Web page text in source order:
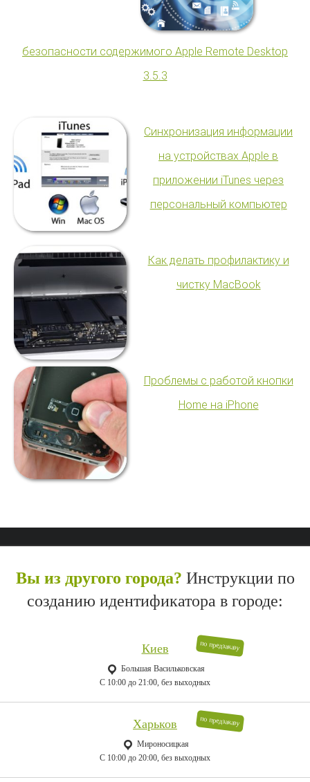
безопасности содержимого Apple Remote Desktop
3.5.3
Синхронизация информации
на устройствах Apple в
приложении iTunes через
персональный компьютер
Как делать профилактику и
чистку MacBook
Проблемы с работой кнопки
Home на iPhone
Вы из другого города? Инструкции по
созданию идентификатора в городе:
по предзаказу
Киев
Большая Васильковская
C 10:00 до 21:00, без выходных
по предзаказу
Харьков
Мироносицкая
C 10:00 до 20:00, без выходных